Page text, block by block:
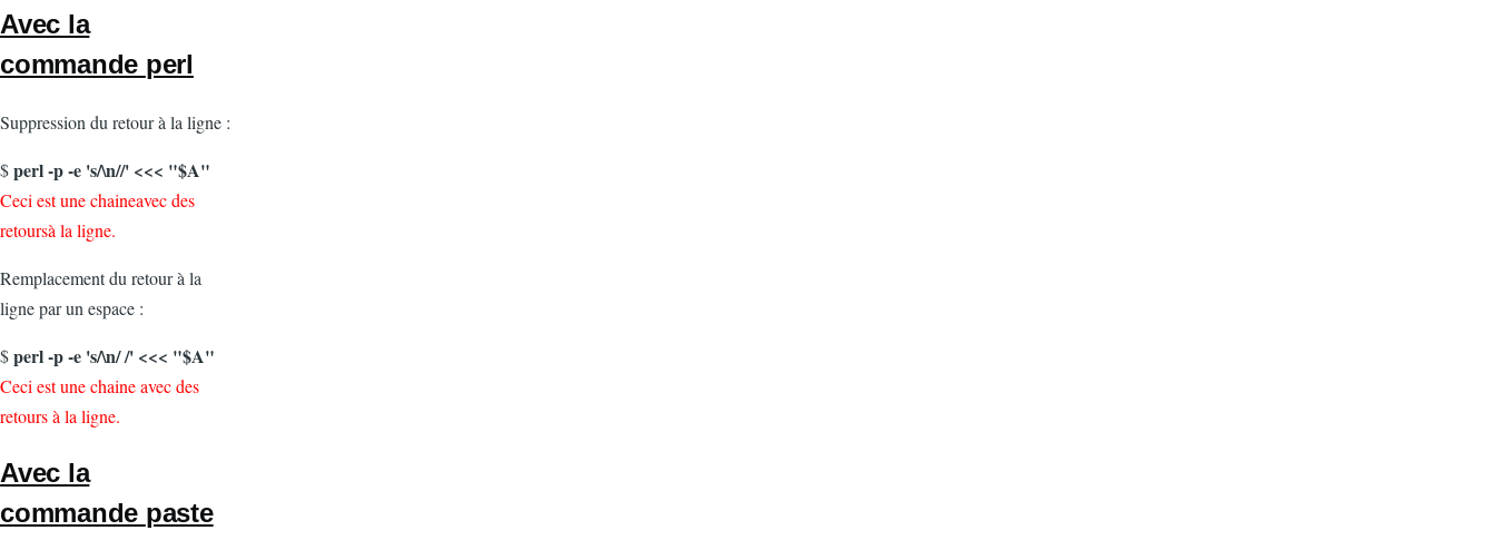
Avec la
commande perl
Suppression du retour à la ligne :
$perl -p -e 's/\n//' <<< "$A"
Ceci est une chaineavec des
retoursà la ligne.
Remplacement du retour à la
ligne par un espace :
$perl -p -e 's/\n/ /' <<< "$A"
Ceci est une chaine avec des
retours à la ligne.
Avec la
commande paste